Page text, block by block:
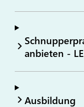
anbieten -
Ausbildung